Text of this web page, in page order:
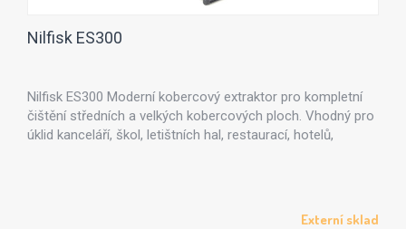
Nilfisk ES300
Nilfisk ES300 Moderní kobercový extraktor pro kompletní
čištění středních a velkých kobercových ploch. Vhodný pro
úklid kanceláří, škol, letištních hal, restaurací, hotelů,
Externí sklad